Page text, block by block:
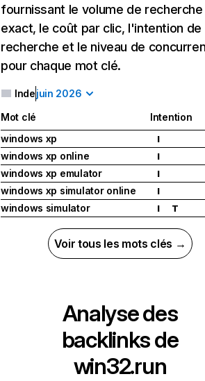
fournissant le volume de recherche
exact, le coût par clic, l'intention de
recherche et le niveau de
pour chaque mot clé.
Indejuin 2026
Mot clé
Intention
windows xp
I
windows xp online I
windows xp emulator I
windows xp simulator online I
windows simulator I T
Voir tous les mots clés →
Analyse des
backlinks de
win32.run